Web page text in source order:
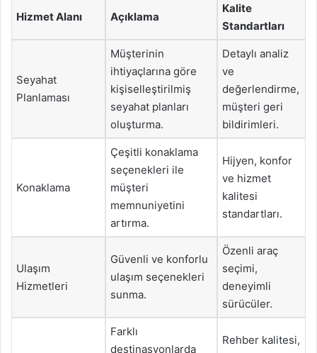
Hizmet Alanı Açıklama
Kalite
Standartları
Seyahat
Planlaması
Müşterinin
ihtiyaçlarına göre
kişiselleştirilmiş
seyahat planları
oluşturma.
Detaylı analiz
ve
değerlendirme,
müşteri geri
bildirimleri.
Konaklama
Çeşitli konaklama
seçenekleri ile
müşteri
memnuniyetini
artırma.
Hijyen, konfor
ve hizmet
kalitesi
standartları.
Ulaşım
Hizmetleri
Güvenli ve konforlu
ulaşım seçenekleri
sunma.
Özenli araç
seçimi,
deneyimli
sürücüler.
Farklı
destinasyonlarda
Rehber kalitesi,